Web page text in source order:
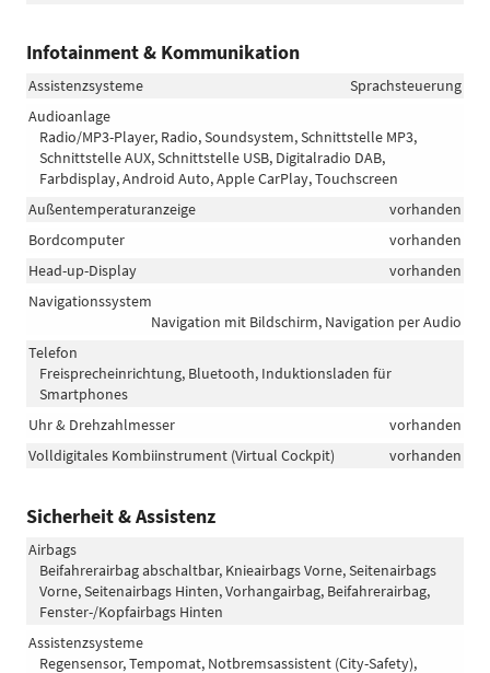
Infotainment & Kommunikation
Assistenzsysteme
Sprachsteuerung
Audioanlage
Radio/MP3-Player, Radio, Soundsystem, Schnittstelle MP3,
Schnittstelle AUX, Schnittstelle USB, Digitalradio DAB,
Farbdisplay, Android Auto, Apple CarPlay, Touchscreen
Außentemperaturanzeige
vorhanden
Bordcomputer
vorhanden
Head-up-Display
vorhanden
Navigationssystem
Navigation mit Bildschirm, Navigation per Audio
Telefon
Freisprecheinrichtung, Bluetooth, Induktionsladen für
Smartphones
Uhr & Drehzahlmesser
vorhanden
Volldigitales Kombiinstrument (Virtual Cockpit)
vorhanden
Sicherheit & Assistenz
Airbags
Beifahrerairbag abschaltbar, Knieairbags Vorne, Seitenairbags
Vorne, Seitenairbags Hinten, Vorhangairbag, Beifahrerairbag,
Fenster-/Kopfairbags Hinten
Assistenzsysteme
Regensensor, Tempomat, Notbremsassistent (City-Safety),